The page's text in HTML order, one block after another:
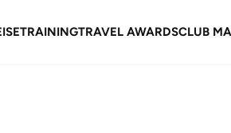
TRAININGTRAVEL AWARDSCLUB